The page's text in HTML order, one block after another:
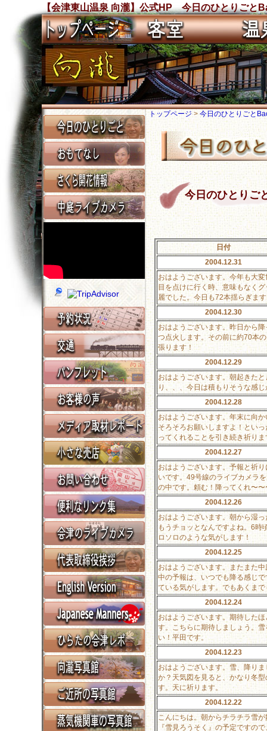
【会津東山温泉 向瀧】公式HP 今日のひとりごと
トップページ> 今日のひとりごと
今日のひとりご
日付
2004.12.31
おはようございます。今年も大
目を点けに行く時、意味もなく
麗でした。今日も72本揺らぎま
2004.12.30
おはようございます。昨日から
つ点火します。その前に約70本
張ります！
2004.12.29
おはようございます。朝起きた
り、、、今日は積もりそうな感
2004.12.28
おはようございます。年末に向
そろそろお願いしますよ！とい
ってくれることを引き続き祈りま
2004.12.27
おはようございます。予報と祈
いです。49号線のライブカメラ
の中です。頼む！降ってくれ〜〜
2004.12.26
おはようございます。朝から湿
もうチョッとなんですよね。6時
ロソロのような気がします！
2004.12.25
おはようございます。またまた
中の予報は、いつでも降る感じ
ている気がします。でもあくま
2004.12.24
おはようございます。期待した
す。こちらに期待しましょう。
い！平田です。
2004.12.23
おはようございます。雪、降り
か？天気図を見ると、かなり冬
す。天に祈ります。
2004.12.22
こんにちは。朝からチラチラ雪
『雪見ろうそく』の予定ですの